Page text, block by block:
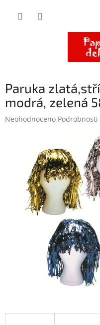
Paruka
modrá, zelená
Průměrné
hvězdiček.
Neohodnoceno